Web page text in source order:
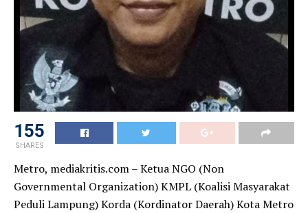
155
SHARES
Metro, mediakritis.com – Ketua NGO (Non
Governmental Organization) KMPL (Koalisi Masyarakat
Peduli Lampung) Korda (Kordinator Daerah) Kota Metro